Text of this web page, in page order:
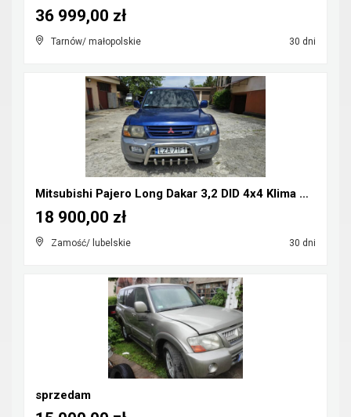
Tarnów/ małopolskie 30 dni
36 999,00 zł
Mitsubishi Pajero Long Dakar 3,2 DID 4x4 Klima CB-...
Zamość/ lubelskie 30 dni
18 900,00 zł
sprzedam